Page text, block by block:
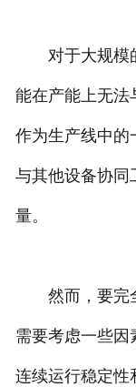
对于大规模的
能在产能上无法
作为生产线中的
与其他设备协同
量。
然而，要完全
需要考虑一些因
连续运行稳定性